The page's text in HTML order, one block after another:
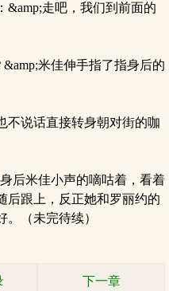
走吧，我们到前面的
米佳伸手指了指身后的
说话直接转身朝对街的咖
后米佳小声的嘀咕着，看着
后跟上，反正她和罗丽约的
（未完待续）
下一章